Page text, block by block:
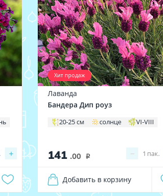
+
Хит продаж
Лаванда
Бандера Дип роуз
20-25 см солнце VI-VIII
141 .00 i − 1 пак.
Добавить в корзину